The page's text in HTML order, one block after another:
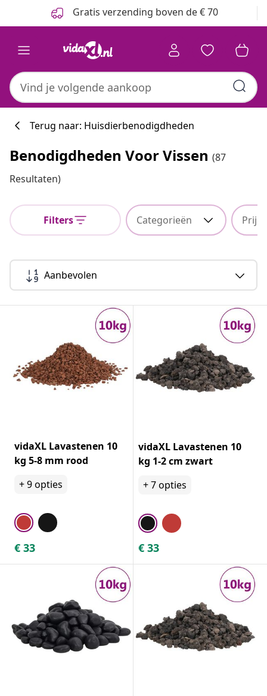
Gratis verzending boven de € 70
Terug naar: Huisdierbenodigdheden
Benodigdheden Voor Vissen (87
Resultaten)
Filters Categorieën Prijs
Aanbevolen
vidaXL Lavastenen 10
kg 5-8 mm rood
+9opties
€ 33
vidaXL Lavastenen 10
kg 1-2 cm zwart
+7opties
€ 33